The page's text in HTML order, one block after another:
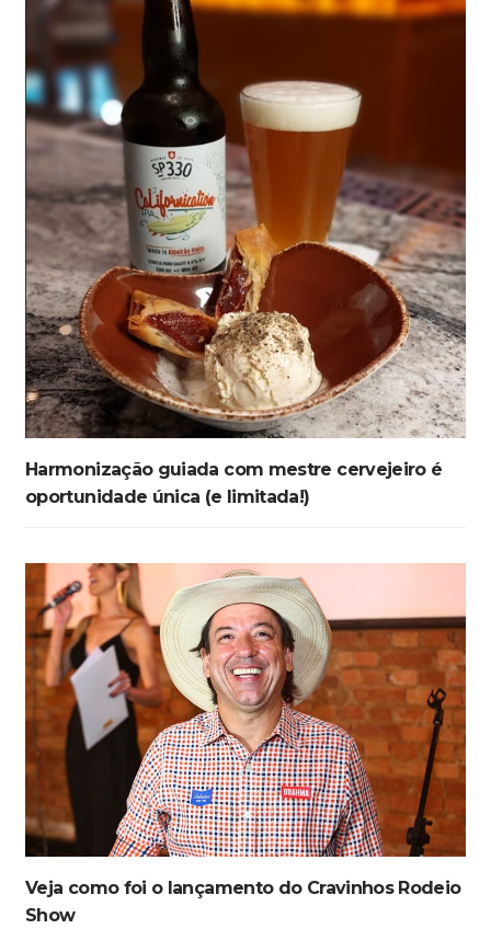
Harmonização guiada com mestre cervejeiro é
oportunidade única (e limitada!)
Veja como foi o lançamento do Cravinhos Rodeio
Show